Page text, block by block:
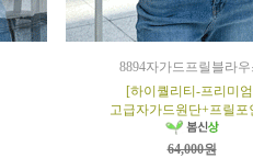
8894자가드프릴블라우
[하이퀄리티-프리미
고급자가드원단+프릴포
64,000원